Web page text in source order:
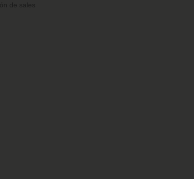
de sales